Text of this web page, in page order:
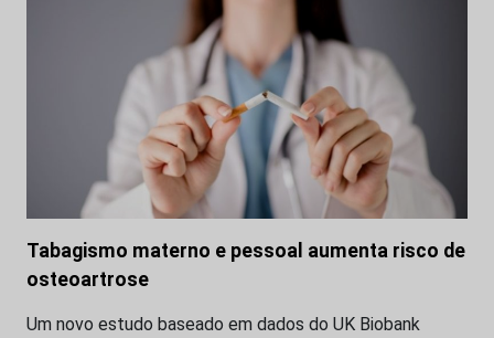
Tabagismo materno e pessoal aumenta risco de
osteoartrose
Um novo estudo baseado em dados do UK Biobank